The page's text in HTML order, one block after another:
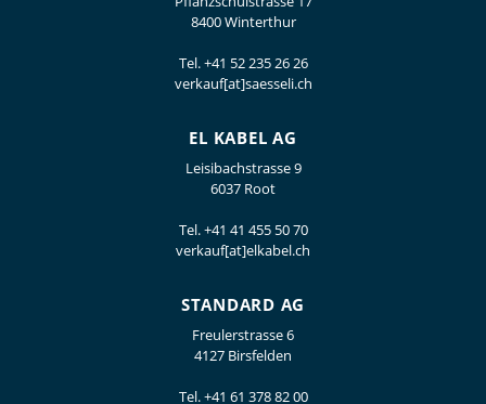
8400 Winterthur
Tel.+41 52 235 26 26
verkauf[at]saesseli.ch
EL KABEL AG
Leisibachstrasse 9
6037 Root
Tel.+41 41 455 50 70
verkauf[at]elkabel.ch
STANDARD AG
Freulerstrasse 6
4127 Birsfelden
Tel.+41 61 378 82 00